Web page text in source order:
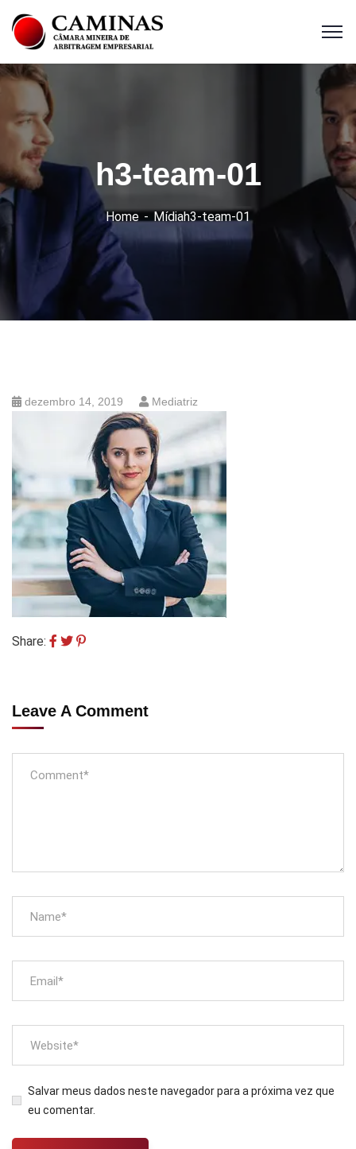
h3-team-01
Home Mídiah3-team-01
dezembro 14, 2019 Mediatriz
Share:
Leave A Comment
Salvar meus dados neste navegador para a próxima vez que
eu comentar.